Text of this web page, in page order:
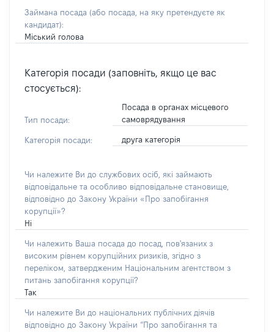
Займана посада (або посада, на яку претендуєте як
кандидат):
Міський голова
Категорія посади (заповніть, якщо це вас
стосується):
Тип посади:
Посада в органах місцевого
самоврядування
Категорія посади: друга категорія
Чи належите Ви до службових осіб, які займають
відповідальне та особливо відповідальне становище,
відповідно до Закону України «Про запобігання
корупції»?
Ні
Чи належить Ваша посада до посад, пов'язаних з
високим рівнем корупційних ризиків, згідно з
переліком, затвердженим Національним агентством з
питань запобігання корупції?
Так
Чи належите Ви до національних публічних діячів
відповідно до Закону України “Про запобігання та